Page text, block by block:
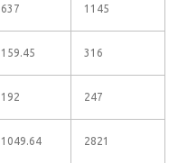
637 1145
159.45 316
192 247
1049.64 2821